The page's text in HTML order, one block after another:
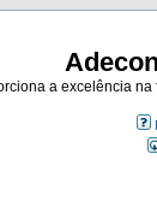
a excelência